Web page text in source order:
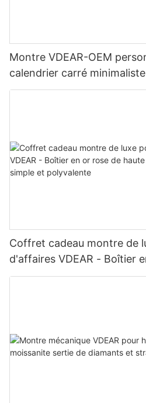
Montre VDEAR-OEM
calendrier carré
inoxydable, idéale au
Coffret cadeau montre de
d'affaires VDEAR - Boîtier
qualité - Montre à quartz